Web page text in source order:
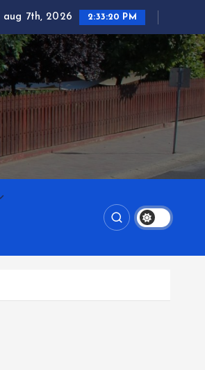
aug 7th, 2026 2:33:21 PM